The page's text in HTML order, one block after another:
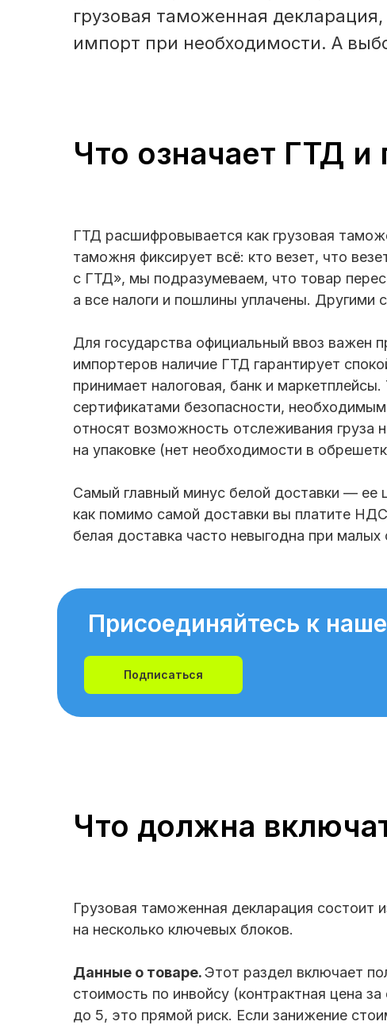
грузовая таможенная
импорт при необходимости. А
Что означает ГТД и
ГТД расшифровывается как грузовая
таможня фиксирует всё: кто везет, что
с ГТД», мы подразумеваем, что товар
а все налоги и пошлины уплачены. Другими
Для государства официальный ввоз важен
импортеров наличие ГТД гарантирует
принимает налоговая, банк и
сертификатами безопасности,
относят возможность отслеживания
на упаковке (нет необходимости в
Самый главный минус белой доставки — ее
как помимо самой доставки вы платите
белая доставка часто невыгодна при
Присоединяйтесь к
Подписаться
Что должна
Грузовая таможенная декларация
на несколько ключевых блоков.
Данные о товаре.Этот раздел включает
стоимость по инвойсу (контрактная цена
до 5, это прямой риск. Если занижение